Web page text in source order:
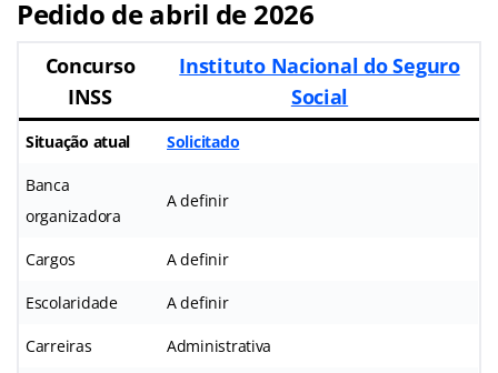
Pedido de abril de 2026
Concurso
INSS
Instituto Nacional do Seguro
Social
Situação atual Solicitado
Banca
organizadora
A definir
Cargos A definir
Escolaridade A definir
Carreiras Administrativa